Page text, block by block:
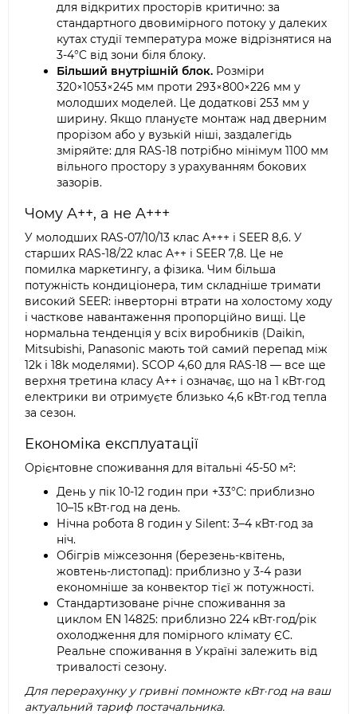
для відкритих просторів критично: за
стандартного двовимірного потоку у далеких
кутах студії температура може відрізнятися на
3-4°C від зони біля блоку.
Більший внутрішній блок. Розміри
320×1053×245 мм проти 293×800×226 мм у
молодших моделей. Це додаткові 253 мм у
ширину. Якщо плануєте монтаж над дверним
прорізом або у вузькій ніші, заздалегідь
зміряйте: для RAS-18 потрібно мінімум 1100 мм
вільного простору з урахуванням бокових
зазорів.
Чому A++, а не A+++
У молодших RAS-07/10/13 клас A+++ і SEER 8,6. У
старших RAS-18/22 клас A++ і SEER 7,8. Це не
помилка маркетингу, а фізика. Чим більша
потужність кондиціонера, тим складніше тримати
високий SEER: інверторні втрати на холостому ходу
і часткове навантаження пропорційно вищі. Це
нормальна тенденція у всіх виробників (Daikin,
Mitsubishi, Panasonic мають той самий перепад між
12k і 18k моделями). SCOP 4,60 для RAS-18 — все ще
верхня третина класу A++ і означає, що на 1 кВт·год
електрики ви отримуєте близько 4,6 кВт·год тепла
за сезон.
Економіка експлуатації
Орієнтовне споживання для вітальні 45-50 м²:
День у пік 10-12 годин при +33°C: приблизно
10–15 кВт·год на день.
Нічна робота 8 годин у Silent: 3–4 кВт·год за
ніч.
Обігрів міжсезоння (березень-квітень,
жовтень-листопад): приблизно у 3-4 рази
економніше за конвектор тієї ж потужності.
Стандартизоване річне споживання за
циклом EN 14825: приблизно 224 кВт·год/рік
охолодження для помірного клімату ЄС.
Реальне споживання в Україні залежить від
тривалості сезону.
Для перерахунку у гривні помножте кВт·год на ваш
актуальний тариф постачальника.